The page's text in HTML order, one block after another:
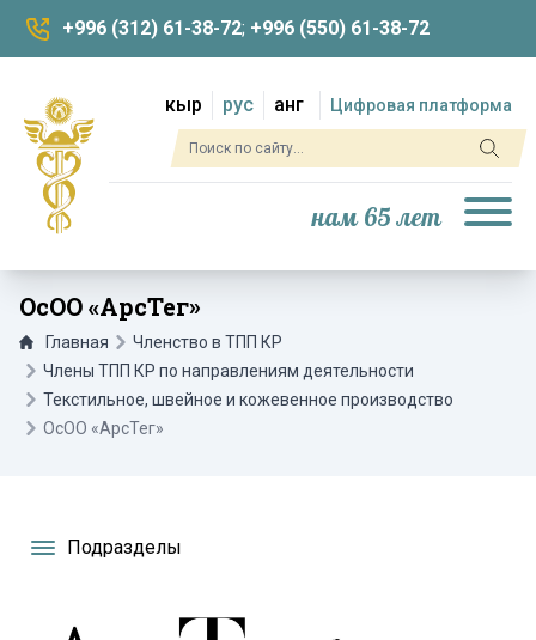
+996 (312) 61-38-72; +996 (550) 61-38-72
кыр рус анг Цифровая платформа
нам 65 лет
ОсОО «АрсТег»
Главная
Членство в ТПП КР
Члены ТПП КР по направлениям деятельности
Текстильное, швейное и кожевенное производство
ОсОО «АрсТег»
Подразделы